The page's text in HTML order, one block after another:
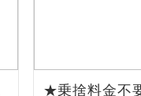
★乗捨料金不